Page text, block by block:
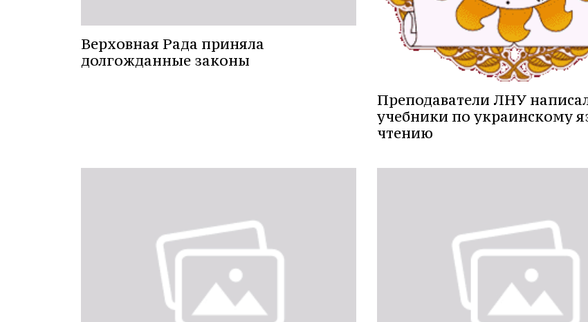
Верховная Рада приняла
долгожданные законы
Преподаватели ЛНУ
учебники по украинскому
чтению